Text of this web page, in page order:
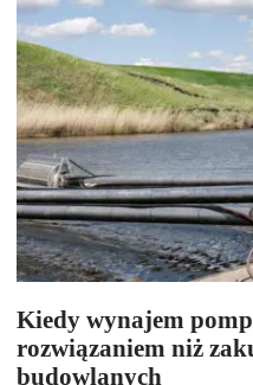
Kiedy wynajem
rozwiązaniem niż
budowlanych